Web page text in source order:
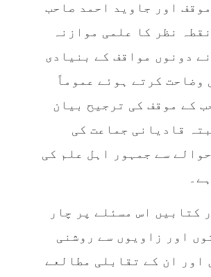
اور جاوید احمد صاحب
نظر کا علمی موازنہ
دونوں مواقف کے بنیادی
وضاحت کرتے ہوئے عموماً‌
کے موقف کی ترجیح بیان
قادیانی جماعت کی
سے جمہور اہل علم کی
کتابیں اس مسئلے پر چار
اور زاویوں سے روشنی
اور ان کے تقابلی مطالعے